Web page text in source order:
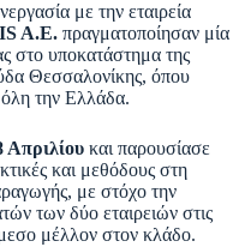
με την εταιρεία
A.E. πραγματοποίησαν μία
στο υποκατάστημα της
όπου
την Ελλάδα.
Απριλίου και παρουσίασε
και μεθόδους στη
με στόχο την
των δύο εταιρειών στις
μέλλον στον κλάδο.